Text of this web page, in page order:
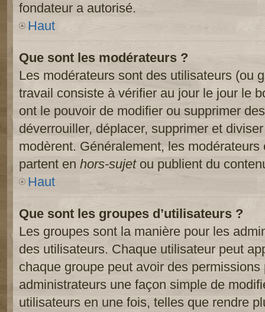
fondateur a autorisé.
Haut
Que sont les modérateurs ?
Les modérateurs sont des utilisateurs (ou
travail consiste à vérifier au jour le jour le
ont le pouvoir de modifier ou supprimer
déverrouiller, déplacer, supprimer et
modèrent. Généralement, les
partent en hors-sujetou publient du
Haut
Que sont les groupes d’utilisateurs ?
Les groupes sont la manière pour les
des utilisateurs. Chaque utilisateur peut
chaque groupe peut avoir des
administrateurs une façon simple de
utilisateurs en une fois, telles que rendre